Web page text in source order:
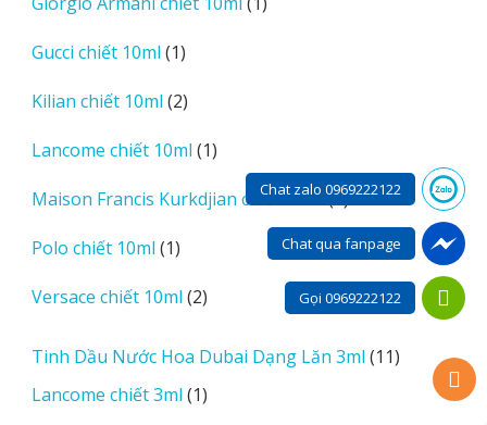
phẩm
Gucci chiết 10ml 11
phẩm
Kilian chiết 10ml 22
phẩm
Lancome chiết 10ml 11
phẩm
Maison Francis Kurkdjian chiết 10ml 22
sản
phẩm
Polo chiết 10ml 11
phẩm
Versace chiết 10ml 22
phẩm
Tinh Dầu Nước Hoa Dubai Dạng Lăn 3ml 1111
Lancome chiết 3ml 11
Chat zalo 0969222122
Chat qua fanpage
Gọi 0969222122